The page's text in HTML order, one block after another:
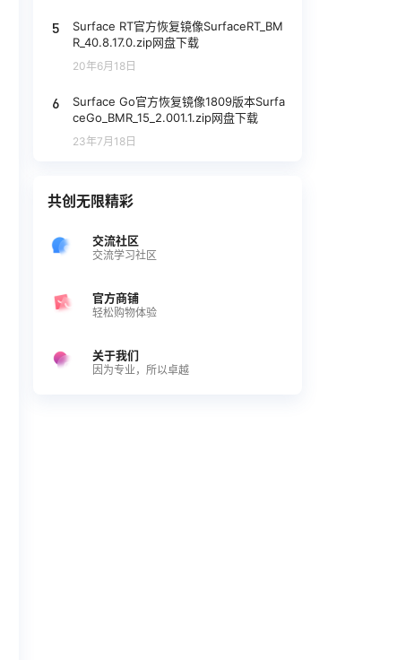
5
Surface RT官方恢复镜像SurfaceRT_BM
R_40.8.17.0.zip网盘下载
20年6月18日
6
Surface Go官方恢复镜像1809版本Surfa
ceGo_BMR_15_2.001.1.zip网盘下载
23年7月18日
共创无限精彩
交流社区
交流学习社区
官方商铺
轻松购物体验
关于我们
因为专业，所以卓越